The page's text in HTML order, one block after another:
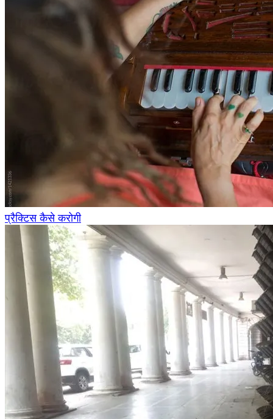
प्रैक्टिस कैसे करोगी